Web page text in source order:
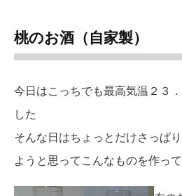
桃のお酒（自家製）
今日はこっちでも最高気温２３
した
そんな日はちょっとだけさっぱ
ようと思ってこんなものを作っ